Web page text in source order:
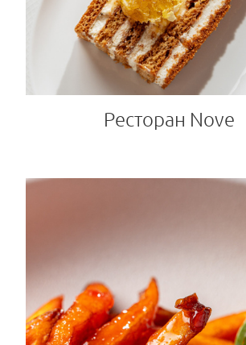
Ресторан Nove